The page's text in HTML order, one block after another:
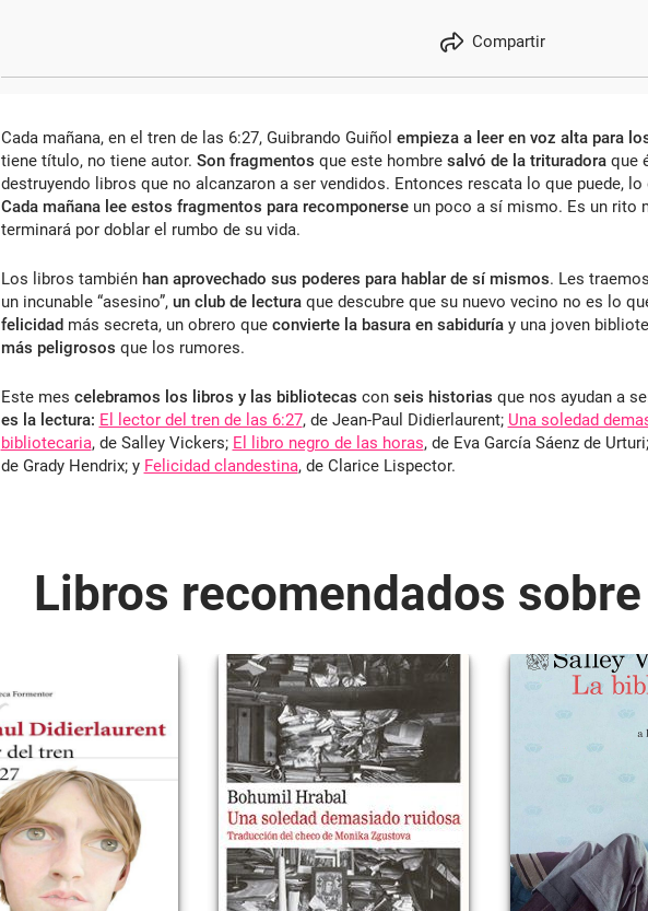
Compartir
Cada mañana, en el tren de las 6:27, Guibrando Guiñol empieza a leer en voz alta para
tiene título, no tiene autor. Son fragmentos que este hombre salvó de la trituradoraque
destruyendo libros que no alcanzaron a ser vendidos. Entonces rescata lo que puede,
Cada mañana lee estos fragmentos para recomponerseun poco a sí mismo. Es un rito
terminará por doblar el rumbo de su vida.
Los libros también han aprovechado sus poderes para hablar de sí mismos. Les
un incunable “asesino”, un club de lecturaque descubre que su nuevo vecino no es lo
felicidadmás secreta, un obrero que convierte la basura en sabiduríay una joven
más peligrosos que los rumores.
Este mes celebramos los libros y las bibliotecas con seis historias que nos ayudan a
es la lectura: El lector del tren de las 6:27, de Jean-Paul Didierlaurent; Una soledad
bibliotecaria, de Salley Vickers; El libro negro de las horas, de Eva García Sáenz de Urturi;
de Grady Hendrix; y Felicidad clandestina, de Clarice Lispector.
Libros recomendados